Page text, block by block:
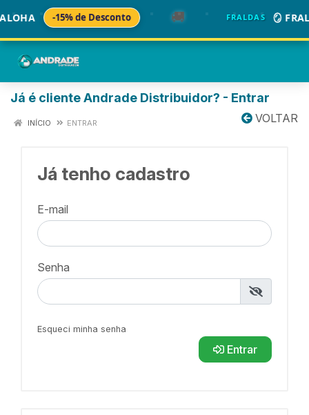
-15% de Desconto 🚚 FRALDAS 🪞
Já é cliente Andrade Distribuidor? - Entrar
VOLTAR
INÍCIO ENTRAR
Já tenho cadastro
E-mail
Senha
Esqueci minha senha
Entrar